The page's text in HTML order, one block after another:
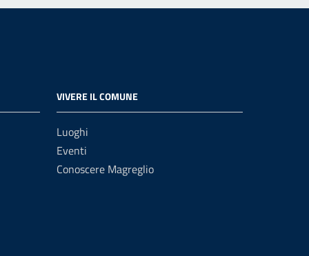
VIVERE IL COMUNE
Luoghi
Eventi
Conoscere Magreglio